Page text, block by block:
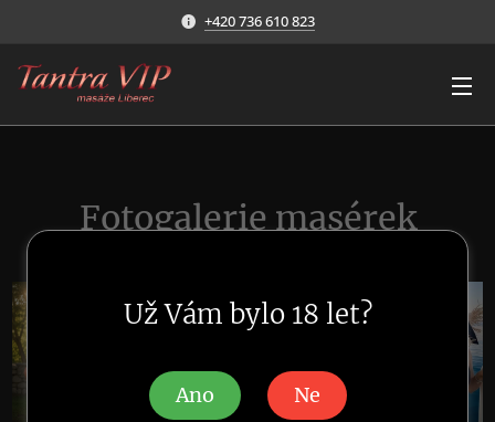
+420 736 610 823
Už Vám bylo 18 let?
Ano Ne
Fotogalerie masérek